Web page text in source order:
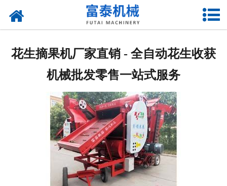
资质荣誉
新闻中心
厂房设备
联系我们
花生摘果机厂家直销 - 全自动花生收获
机械批发零售一站式服务